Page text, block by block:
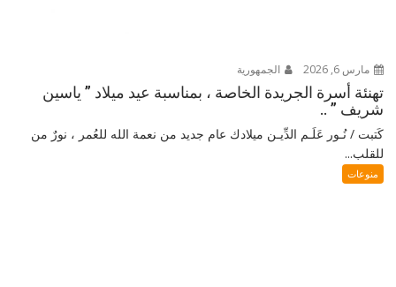
مارس 6, 2026 الجمهورية
تهنئة أسرة الجريدة الخاصة ، بمناسبة عيد ميلاد ” ياسين
شريف ” ..
كَتبت / نُـور عَلَـم الدِّيـن ميلادك عام جديد من نعمة الله للعُمر ، نورٌ من
للقلب...
منوعات